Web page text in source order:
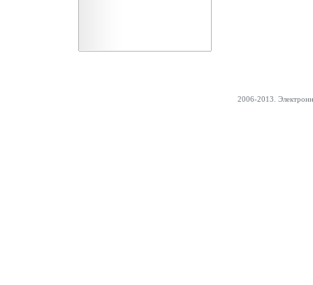
2006-2013.